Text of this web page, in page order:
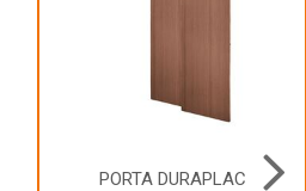
PORTA DURAPLAC